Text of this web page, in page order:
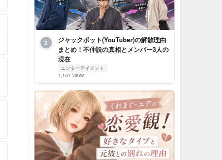
2
ジャックポット(YouTuber)の解散理由
まとめ！不仲説の真相とメンバー3人の
現在
エンターテイメント
1,161 views